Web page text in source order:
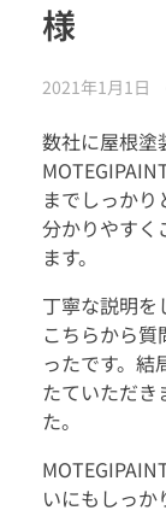
様
2021年1月1日
数社に屋根塗
までしっか
分かりやすく
ます。
丁寧な説明を
こちらから
ったです。結
たていただき
た。
いにもしっ